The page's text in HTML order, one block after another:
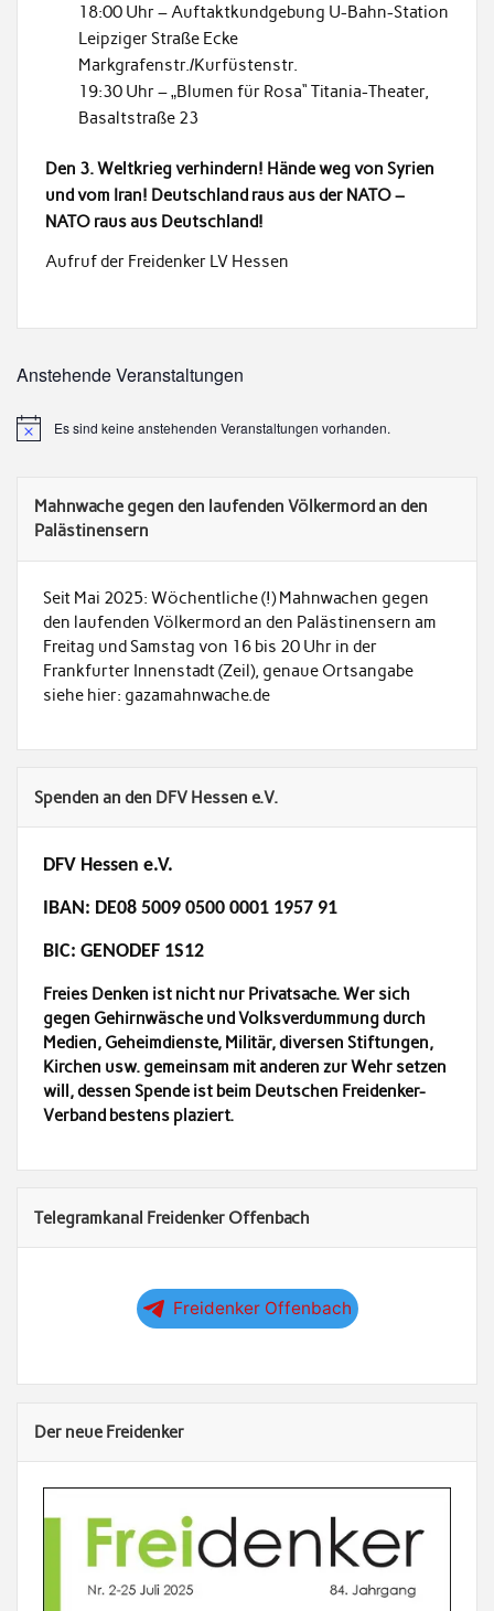
18:00 Uhr – Auftaktkundgebung U-Bahn-Station
Leipziger Straße Ecke
Markgrafenstr./Kurfüstenstr.
19:30 Uhr – „Blumen für Rosa“ Titania-Theater,
Basaltstraße 23
Den 3. Weltkrieg verhindern! Hände weg von Syrien
und vom Iran! Deutschland raus aus der NATO –
NATO raus aus Deutschland!
Aufruf der Freidenker LV Hessen
Anstehende Veranstaltungen
Es sind keine anstehenden Veranstaltungen vorhanden.
Mahnwache gegen den laufenden Völkermord an den
Palästinensern
Seit Mai 2025: Wöchentliche (!) Mahnwachen gegen
den laufenden Völkermord an den Palästinensern am
Freitag und Samstag von 16 bis 20 Uhr in der
Frankfurter Innenstadt (Zeil), genaue Ortsangabe
siehe hier: gazamahnwache.de
Spenden an den DFV Hessen e.V.
DFV Hessen e.V.
IBAN: DE08 5009 0500 0001 1957 91
BIC: GENODEF 1S12
Freies Denken ist nicht nur Privatsache. Wer sich
gegen Gehirnwäsche und Volksverdummung durch
Medien, Geheimdienste, Militär, diversen Stiftungen,
Kirchen usw. gemeinsam mit anderen zur Wehr setzen
will, dessen Spende ist beim Deutschen Freidenker-
Verband bestens plaziert.
Telegramkanal Freidenker Offenbach
Freidenker Offenbach
Der neue Freidenker